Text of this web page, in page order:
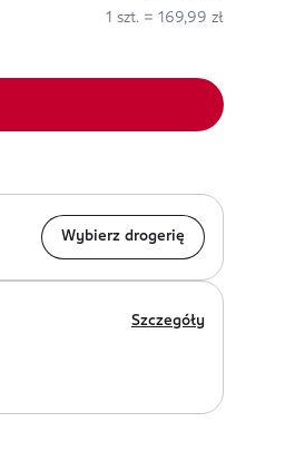
1 szt. = 169,99 zł
Wybierz drogerię
Szczegóły